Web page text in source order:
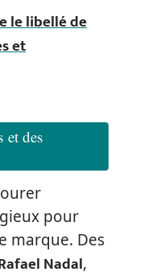
le libellé de
et
et des
pour
marque. Des
Nadal,